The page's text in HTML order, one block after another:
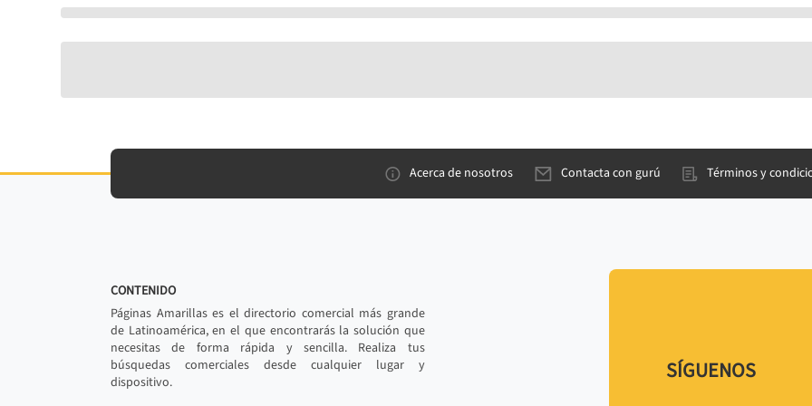
Acerca de nosotros Contacta con gurú Términos y
CONTENIDO
Páginas Amarillas es el directorio comercial más grande
de Latinoamérica, en el que encontrarás la solución que
necesitas de forma rápida y sencilla. Realiza tus
búsquedas comerciales desde cualquier lugar y
dispositivo.
SÍGUENOS